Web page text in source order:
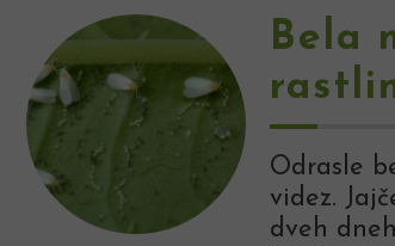
Bela
Odrasle
videz.
dveh